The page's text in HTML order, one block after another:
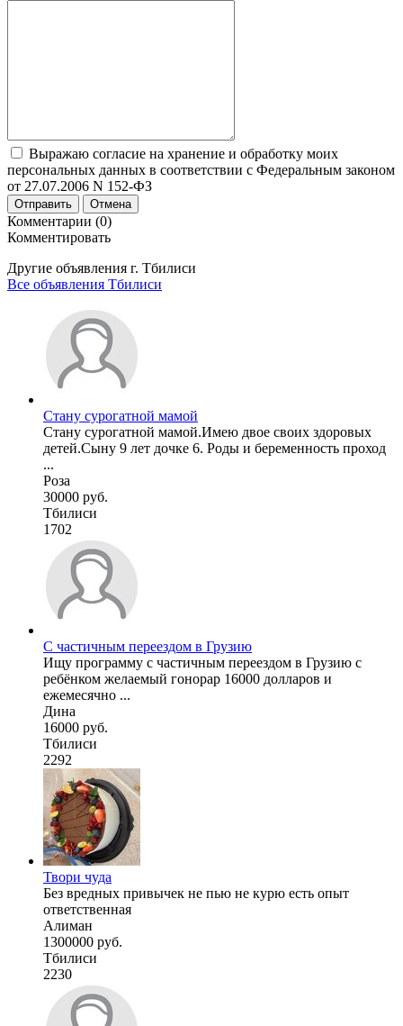
Выражаю согласие на хранение и обработку моих
персональных данных в соответствии с Федеральным законом
от 27.07.2006 N 152-ФЗ
Отправить Отмена
Комментарии (0)
Комментировать
Другие объявления г. Тбилиси
Все объявления Тбилиси
Стану сурогатной мамой
Стану сурогатной мамой.Имею двое своих здоровых
детей.Сыну 9 лет дочке 6. Роды и беременность проход
...
Роза
30000 руб.
Тбилиси
1702
С частичным переездом в Грузию
Ищу программу с частичным переездом в Грузию с
ребёнком желаемый гонорар 16000 долларов и
ежемесячно ...
Дина
16000 руб.
Тбилиси
2292
Твори чуда
Без вредных привычек не пью не курю есть опыт
ответственная
Алиман
1300000 руб.
Тбилиси
2230